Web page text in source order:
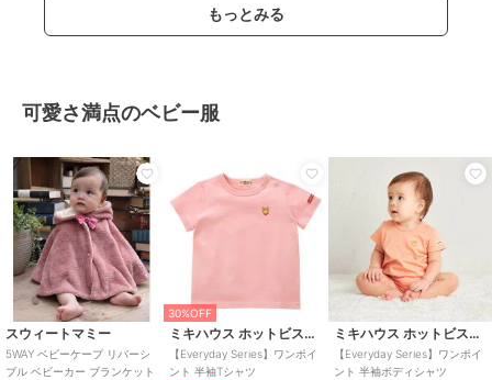
もっとみる
可愛さ満点のベビー服
スウィートマミー
5WAY ベビーケープ リバーシ
ブル ベビーカー ブランケット
30%OFF
ミキハウス ホットビスケッツ
【Everyday Series】ワンポイ
ント 半袖Tシャツ
ミキハウス ホットビスケッツ
【Everyday Series】ワンポイ
ント 半袖ボディシャツ